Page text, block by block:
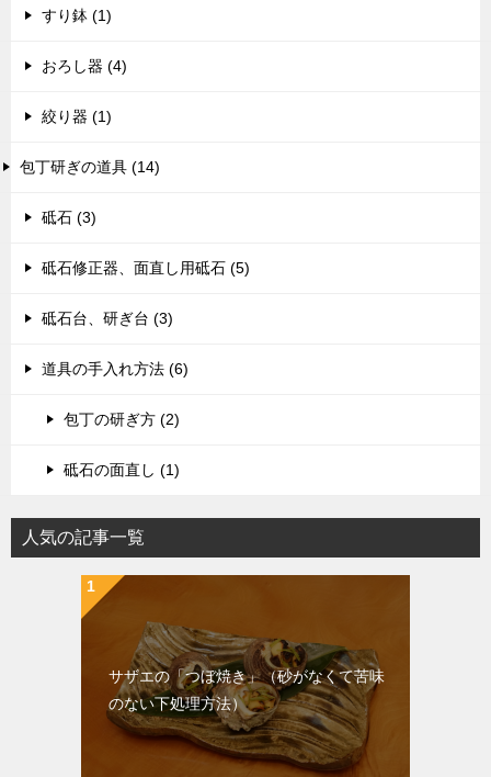
すり鉢 (1)
おろし器 (4)
絞り器 (1)
包丁研ぎの道具 (14)
砥石 (3)
砥石修正器、面直し用砥石 (5)
砥石台、研ぎ台 (3)
道具の手入れ方法 (6)
包丁の研ぎ方 (2)
砥石の面直し (1)
人気の記事一覧
サザエの「つぼ焼き」（砂がなくて苦味
のない下処理方法）